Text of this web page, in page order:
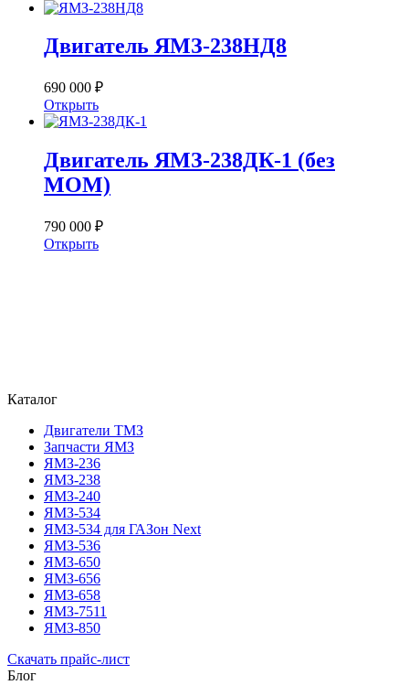
Двигатель ЯМЗ-238НД8
690 000 ₽
Открыть
Двигатель ЯМЗ-238ДК-1 (без
МОМ)
790 000 ₽
Открыть
Каталог
Двигатели ТМЗ
Запчасти ЯМЗ
ЯМЗ-236
ЯМЗ-238
ЯМЗ-240
ЯМЗ-534
ЯМЗ-534 для ГАЗон Next
ЯМЗ-536
ЯМЗ-650
ЯМЗ-656
ЯМЗ-658
ЯМЗ-7511
ЯМЗ-850
Скачать прайс-лист
Блог